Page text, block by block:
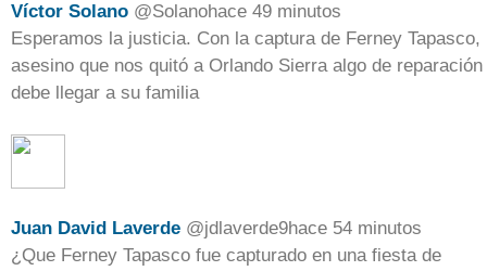
Víctor Solano @Solanohace 49 minutos
Esperamos la justicia. Con la captura de Ferney Tapasco,
asesino que nos quitó a Orlando Sierra algo de reparación
debe llegar a su familia
Juan David Laverde @jdlaverde9hace 54 minutos
¿Que Ferney Tapasco fue capturado en una fiesta de